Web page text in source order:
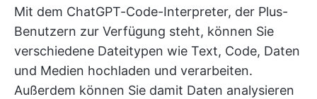
Mit dem ChatGPT-Code-Interpreter, der Plus-
Benutzern zur Verfügung steht, können Sie
verschiedene Dateitypen wie Text, Code, Daten
und Medien hochladen und verarbeiten.
Außerdem können Sie damit Daten analysieren